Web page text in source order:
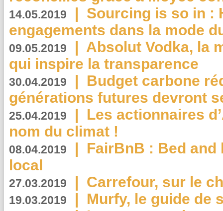
14.05.2019 | Sourcing is so in :
engagements dans la mode
09.05.2019 | Absolut Vodka, la
qui inspire la transparence
30.04.2019 | Budget carbone
générations futures devront
25.04.2019 | Les actionnaires
nom du climat !
08.04.2019 | FairBnB : Bed
local
27.03.2019 | Carrefour, sur le
19.03.2019 | Murfy, le guide de